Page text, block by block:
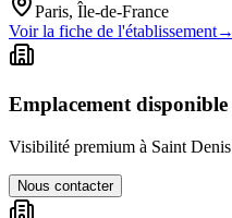
Paris, Île-de-France
Voir la fiche de l'établissement→
Emplacement disponible
Visibilité premium à Saint Denis
Nous contacter